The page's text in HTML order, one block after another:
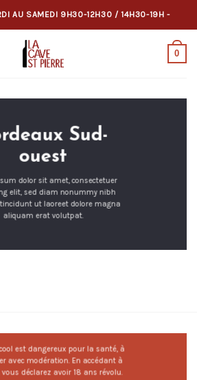
AU SAMEDI 9H30-12H30 / 14H30-19H -
0
Sud-
ouest
dolor sit amet, consectetuer
elit, sed diam nonummy nibh
ut laoreet dolore magna
aliquam erat volutpat.
est dangereux pour la santé, à
avec modération. En accédant à
vous déclarez avoir 18 ans révolu.